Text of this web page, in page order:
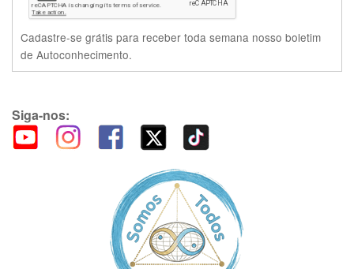
Cadastre-se grátis para receber toda semana nosso boletim
de Autoconhecimento.
Siga-nos: